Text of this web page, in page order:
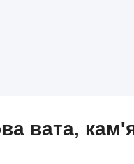
вата,